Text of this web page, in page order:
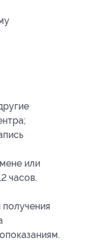
или
часов.